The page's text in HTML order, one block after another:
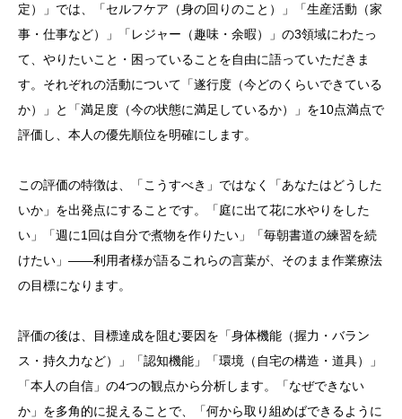
定）」では、「セルフケア（身の回りのこと）」「生産活動（家
事・仕事など）」「レジャー（趣味・余暇）」の3領域にわたっ
て、やりたいこと・困っていることを自由に語っていただきま
す。それぞれの活動について「遂行度（今どのくらいできている
か）」と「満足度（今の状態に満足しているか）」を10点満点で
評価し、本人の優先順位を明確にします。
この評価の特徴は、「こうすべき」ではなく「あなたはどうした
いか」を出発点にすることです。「庭に出て花に水やりをした
い」「週に1回は自分で煮物を作りたい」「毎朝書道の練習を続
けたい」——利用者様が語るこれらの言葉が、そのまま作業療法
の目標になります。
評価の後は、目標達成を阻む要因を「身体機能（握力・バラン
ス・持久力など）」「認知機能」「環境（自宅の構造・道具）」
「本人の自信」の4つの観点から分析します。「なぜできない
か」を多角的に捉えることで、「何から取り組めばできるように